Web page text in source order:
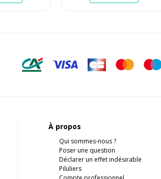
À propos
Qui sommes-nous ?
Poser une question
Déclarer un effet indésirable
Piluliers